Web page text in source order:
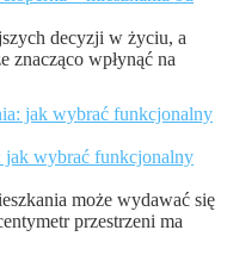
decyzji w życiu, a
znacząco wpłynąć na
jak wybrać funkcjonalny
może wydawać się
przestrzeni ma